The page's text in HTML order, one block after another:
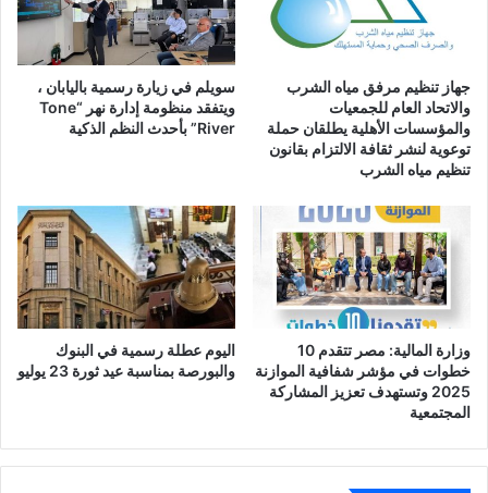
جهاز تنظيم مرفق مياه الشرب
والاتحاد العام للجمعيات
والمؤسسات الأهلية يطلقان حملة
توعوية لنشر ثقافة الالتزام بقانون
تنظيم مياه الشرب
سويلم في زيارة رسمية باليابان ،
ويتفقد منظومة إدارة نهر “Tone
River” بأحدث النظم الذكية
وزارة المالية: مصر تتقدم 10
خطوات في مؤشر شفافية الموازنة
2025 وتستهدف تعزيز المشاركة
المجتمعية
اليوم عطلة رسمية في البنوك
والبورصة بمناسبة عيد ثورة 23 يوليو